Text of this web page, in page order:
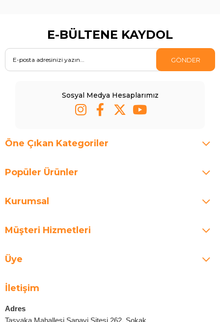
E-BÜLTENE KAYDOL
GÖNDER
Sosyal Medya Hesaplarımız
Öne Çıkan Kategoriler
Popüler Ürünler
Kurumsal
Müşteri Hizmetleri
Üye
İletişim
Adres